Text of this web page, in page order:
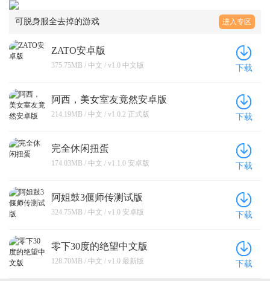
可脱身服全去掉的游戏 进入专区
ZATO安卓版
375.75MB / 中文 / v1.0 中文版 下载
阿西，美女室友竟然安卓版
214.19MB / 中文 / v1.0.2 正式版 下载
完全休闲扭蛋
174.03MB / 中文 / v1.1.0 安卓版 下载
阿姐鼓3偃师传测试版
324.75MB / 中文 / v1.0 安卓版 下载
零下30度的绝望中文版
128.70MB / 中文 / v1.0 最新版 下载